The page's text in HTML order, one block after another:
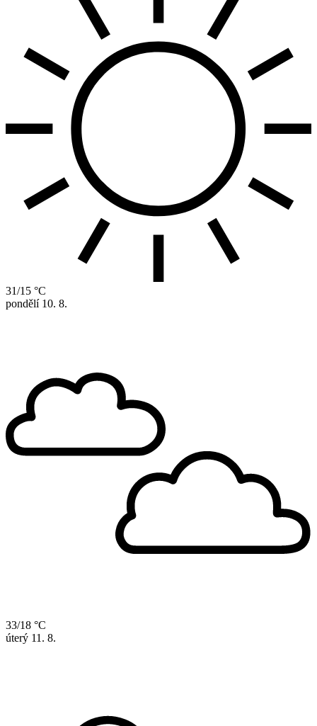
31/15 °C
pondělí 10. 8.
33/18 °C
úterý 11. 8.